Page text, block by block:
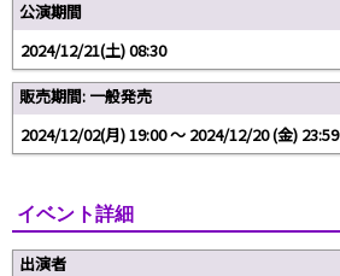
公演期間
2024/12/21(土) 08:30
販売期間: 一般発売
2024/12/02(月) 19:00 〜 2024/12/20 (金) 23:59
イベント詳細
出演者